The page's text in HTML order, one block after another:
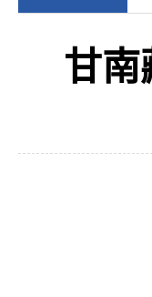
甘南